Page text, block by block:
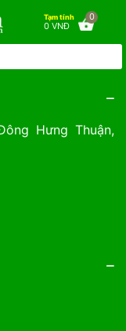
0
Tạm tính
0 VNĐ
Hưng Thuận,